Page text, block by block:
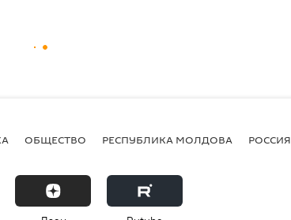
ОБЩЕСТВО РЕСПУБЛИКА МОЛДОВА РОССИЯ